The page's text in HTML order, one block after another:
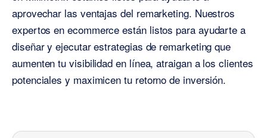
aprovechar las ventajas del remarketing. Nuestros
expertos en ecommerce están listos para ayudarte a
diseñar y ejecutar estrategias de remarketing que
aumenten tu visibilidad en línea, atraigan a los clientes
potenciales y maximicen tu retorno de inversión.